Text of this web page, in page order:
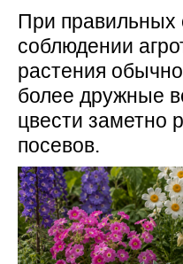
При правильных
соблюдении
растения
более дружные
цвести заметно
посевов.